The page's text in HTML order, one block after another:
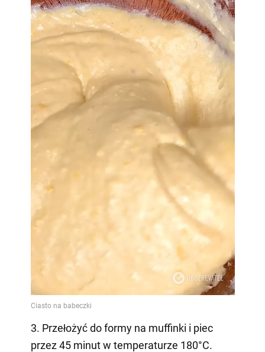
3. Przełożyć do formy na muffinki i piec
przez 45 minut w temperaturze 180°C.